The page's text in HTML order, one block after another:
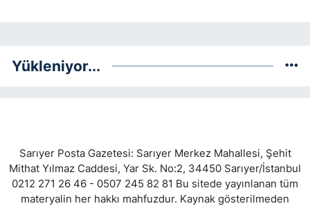
Yükleniyor...
Sarıyer Posta Gazetesi: Sarıyer Merkez Mahallesi, Şehit
Mithat Yılmaz Caddesi, Yar Sk. No:2, 34450 Sarıyer/İstanbul
0212 271 26 46 - 0507 245 82 81 Bu sitede yayınlanan tüm
materyalin her hakkı mahfuzdur. Kaynak gösterilmeden